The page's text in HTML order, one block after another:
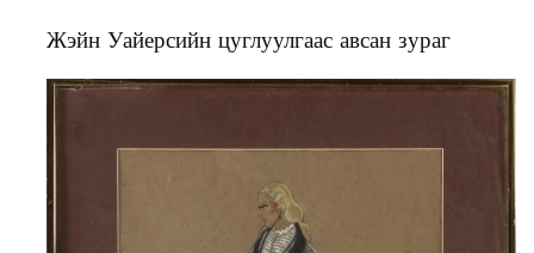
Жэйн Уайерсийн цуглуулгаас авсан зураг